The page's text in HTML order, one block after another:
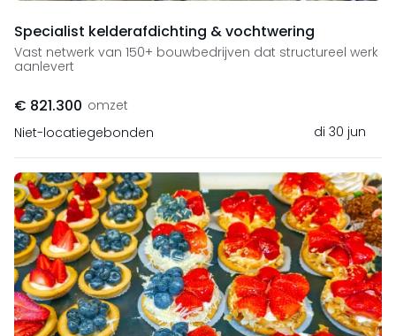
Specialist kelderafdichting & vochtwering
Vast netwerk van 150+ bouwbedrijven dat structureel werk
aanlevert
€ 821.300 omzet
Niet-locatiegebonden
di 30 jun